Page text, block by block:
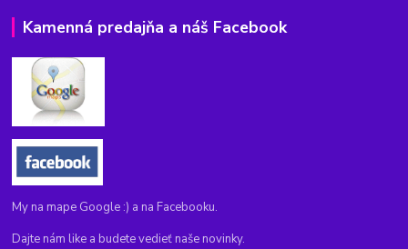
Kamenná predajňa a náš Facebook
My na mape Google :) a na Facebooku.
Dajte nám like a budete vedieť naše novinky.